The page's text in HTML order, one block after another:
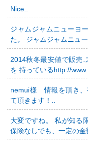
Nice..
ジャムジャムニューヨ
た。 ジャムジャムニュ
2014秋冬最安値で販売
を 持っているhttp://www...
nemui様 情報を頂き、
て頂きます！..
大変ですね。 私が知る
保険なしでも、一定の金